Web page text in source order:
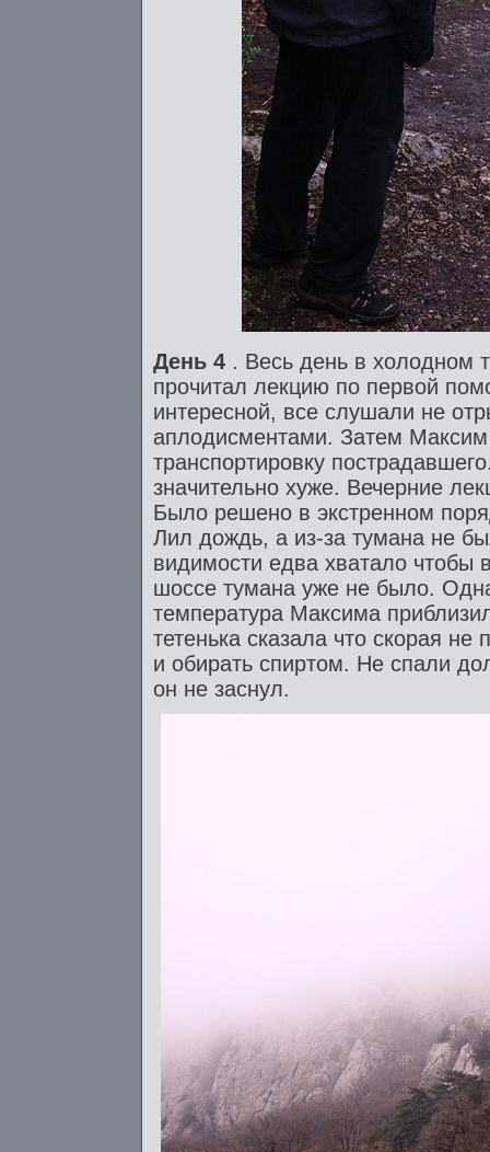
День 4 . Весь день в холодном
прочитал лекцию по первой
интересной, все слушали не
аплодисментами. Затем
транспортировку
значительно хуже. Вечерние
Было решено в экстренном
Лил дождь, а из-за тумана не
видимости едва хватало чтобы
шоссе тумана уже не было.
температура Максима
тетенька сказала что скорая не
и обирать спиртом. Не спали
он не заснул.